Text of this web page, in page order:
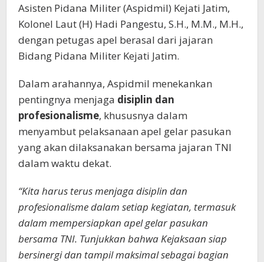
Asisten Pidana Militer (Aspidmil) Kejati Jatim,
Kolonel Laut (H) Hadi Pangestu, S.H., M.M., M.H.,
dengan petugas apel berasal dari jajaran
Bidang Pidana Militer Kejati Jatim.
Dalam arahannya, Aspidmil menekankan
pentingnya menjaga disiplin dan
profesionalisme, khususnya dalam
menyambut pelaksanaan apel gelar pasukan
yang akan dilaksanakan bersama jajaran TNI
dalam waktu dekat.
“Kita harus terus menjaga disiplin dan
profesionalisme dalam setiap kegiatan, termasuk
dalam mempersiapkan apel gelar pasukan
bersama TNI. Tunjukkan bahwa Kejaksaan siap
bersinergi dan tampil maksimal sebagai bagian